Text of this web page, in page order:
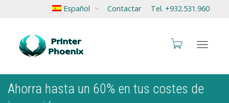
Español Contactar Tel. +932.531.960
Ahorra hasta un 60% en tus costes de